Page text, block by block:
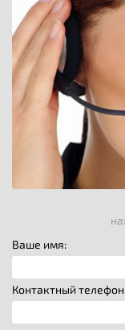
Ваше имя:
Контактный